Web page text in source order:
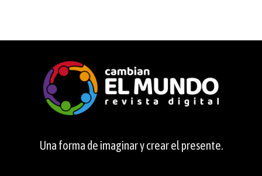
Una forma de imaginar y crear el presente.